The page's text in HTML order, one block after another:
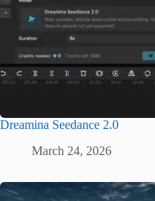
Dreamina Seedance 2.0
March 24, 2026